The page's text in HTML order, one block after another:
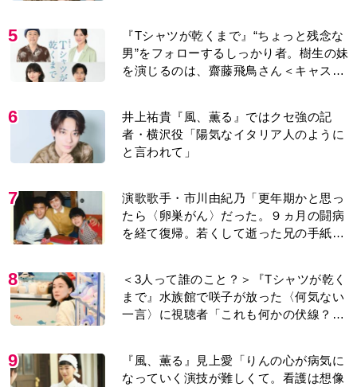
5
『Tシャツが乾くまで』“ちょっと残念な
男”をフォローするしっかり者。樹生の妹
を演じるのは、齋藤飛鳥さん＜キャスト
6
井上祐貴『風、薫る』ではクセ強の記
者・横沢役「陽気なイタリア人のように
と言われて」
7
演歌歌手・市川由紀乃「更年期かと思っ
たら〈卵巣がん〉だった。９ヵ月の闘病
を経て復帰。若くして逝った兄の手紙を
8
＜3人って誰のこと？＞『Tシャツが乾く
まで』水族館で咲子が放った〈何気ない
一言〉に視聴者「これも何かの伏線？」
9
『風、薫る』見上愛「りんの心が病気に
なっていく演技が難しくて。看護は想像